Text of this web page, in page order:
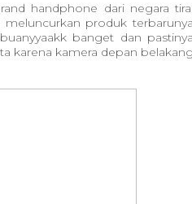
handphone dari negara
meluncurkan produk
banget dan
karena kamera depan